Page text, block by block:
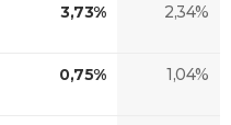
3,73% 2,34%
0,75% 1,04%